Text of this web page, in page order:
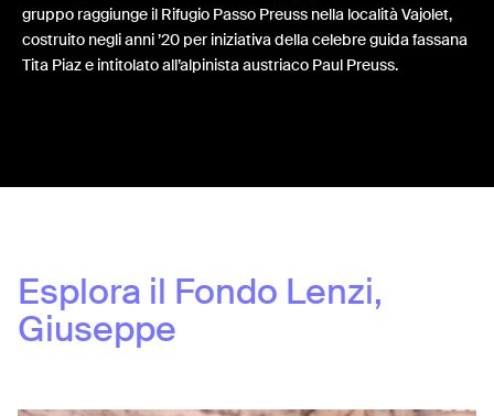
gruppo raggiunge il Rifugio Passo Preuss nella località Vajolet,
costruito negli anni ’20 per iniziativa della celebre guida fassana
Tita Piaz e intitolato all’alpinista austriaco Paul Preuss.
Esplora il Fondo Lenzi,
Giuseppe